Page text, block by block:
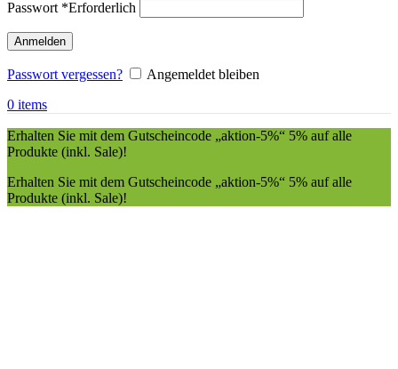
Passwort *Erforderlich
Anmelden
Passwort vergessen?
Angemeldet bleiben
0 items
Erhalten Sie mit dem Gutscheincode „aktion-5%“ 5% auf alle
Produkte (inkl. Sale)!
Erhalten Sie mit dem Gutscheincode „aktion-5%“ 5% auf alle
Produkte (inkl. Sale)!